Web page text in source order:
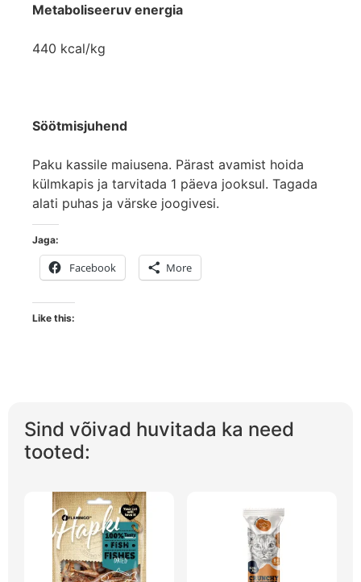
Metaboliseeruv energia
440 kcal/kg
Söötmisjuhend
Paku kassile maiusena. Pärast avamist hoida
külmkapis ja tarvitada 1 päeva jooksul. Tagada
alati puhas ja värske joogivesi.
Jaga:
Facebook More
Like this:
Sind võivad huvitada ka need
tooted: